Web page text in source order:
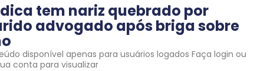
tem nariz quebrado por
advogado após briga sobre
disponível apenas para usuários logados Faça login ou
conta para visualizar